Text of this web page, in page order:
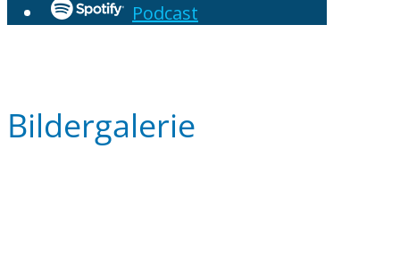
Podcast
Bildergalerie